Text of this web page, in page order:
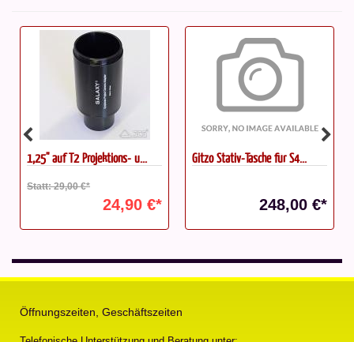
1,25" auf T2 Projektions- u...
Statt: 29,00 €*
24,90 €*
Gitzo Stativ-Tasche für S4...
248,00 €*
Öffnungszeiten, Geschäftszeiten